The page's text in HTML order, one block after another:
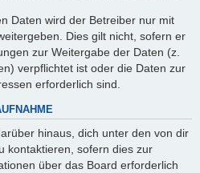
Daten wird der Betreiber nur mit
Dies gilt nicht, sofern er
zur Weitergabe der Daten (z.
verpflichtet ist oder die Daten zur
erforderlich sind.
hinaus, dich unter den von dir
kontaktieren, sofern dies zur
über das Board erforderlich